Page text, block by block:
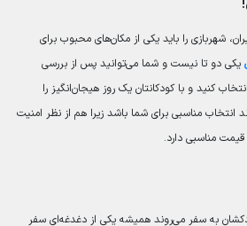
شهربازی را باید یکی از مکان‌های محبوب‌ برای
یکی دو تا نیست و شما می‌توانید پس از بررسی
کنید و با کودکانتان یک روز هیجان‌انگیز را
انتخاب مناسبی برای شما باشد زیرا هم از نظر امنیت
مناسبی دارد.
به سفر می‌روند همیشه یکی از دغدغه‌ای سفر